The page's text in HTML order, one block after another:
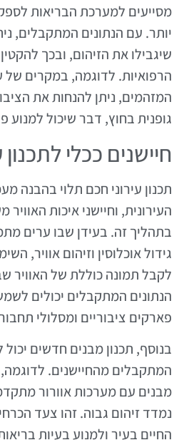
מסייעים למערכת הבריאות
יותר. עם הנתונים המתקבלים,
שיגבילו את הזיהום, ובכך
הרפואיות. לדוגמה, במקרים של
המזהמים, ניתן להנחות את
גופנית בחוץ, דבר שיכול למנוע
חיישנים ככלי
תכנון עירוני חכם תלוי בהבנה
העירונית, וחיישני איכות
בתהליך זה. בעידן שבו ערים
גידול אוכלוסין וזיהום אוויר,
לקבל תמונה כוללת של האוויר
הנתונים המתקבלים יכולים
פארקים ציבוריים ומסלולי
בנוסף, תכנון מבנים חדשים
המתקבלים מהחיישנים. לדוגמה,
מבנים עם מערכות אוורור
נמדד זיהום גבוה. זהו צעד
החיים בעיר ולמנוע בעיות